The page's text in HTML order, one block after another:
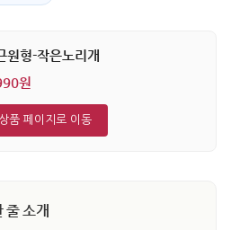
원형-작은노리개
원
상품 페이지로 이동
줄 소개